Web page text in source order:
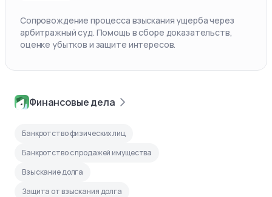
Сопровождение процесса взыскания ущерба через
арбитражный суд. Помощь в сборе доказательств,
оценке убытков и защите интересов.
Финансовые дела
Банкротство физических лиц
Банкротство с продажей имущества
Взыскание долга
Защита от взыскания долга